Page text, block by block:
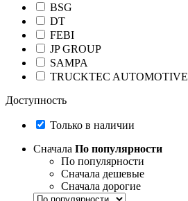
BSG
DT
FEBI
JP GROUP
SAMPA
TRUCKTEC AUTOMOTIVE
Доступность
Только в наличии
Сначала По популярности
По популярности
Сначала дешевые
Сначала дорогие